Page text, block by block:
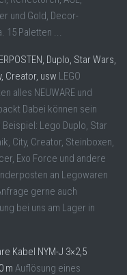
und Gold, Decor-
15 Paletten ...
Duplo, Star Wars,
Creator, usw LEGO
alles NEUWARE und
Dabei können sein
Beispiel: Lego Duplo, Star
City, Creator, Steinboxen,
Exo Force und andere
an Legowaren
gerne auch
bei uns am Lager in
Kabel NYM-J 3×2,5
m Auflösung eines